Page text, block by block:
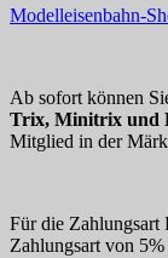
Modelleisenbahn-
Ab sofort können
Trix, Minitrix und
Mitglied in der
Für die Zahlungsart
Zahlungsart von